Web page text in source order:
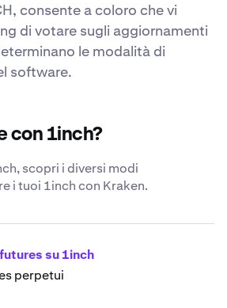
consente a coloro che vi
di votare sugli aggiornamenti
le modalità di
software.
con 1inch?
scopri i diversi modi
i tuoi 1inch con Kraken.
su 1inch
perpetui